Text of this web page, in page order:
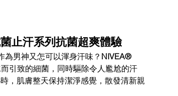
止汗系列抗菌超爽體驗
男神又怎可以渾身汗味？ NIVEA®
引致的細菌，同時驅除令人尷尬的汗
，肌膚整天保持潔淨感覺，散發清新親